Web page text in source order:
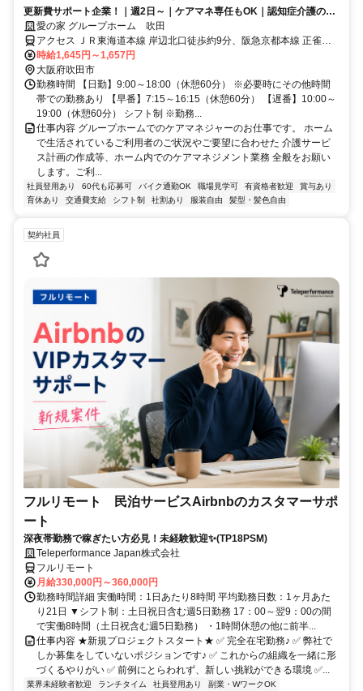
更新費サポート企業！｜週2日～｜ケアマネ専任もOK｜認知症介護の専
門会社で実績◎
愛の家 グループホーム 吹田
アクセス ＪＲ東海道本線 岸辺北口徒歩約9分、阪急京都本線 正雀西
口徒歩約17分、ＪＲ東海道本線 千里丘西口徒歩約23分 JR京都線「岸
辺駅」より徒歩10分
時給1,645円～1,657円
大阪府吹田市
勤務時間 【日勤】9:00～18:00（休憩60分） ※必要時にその他時間
帯での勤務あり 【早番】7:15～16:15（休憩60分） 【遅番】10:00～
19:00（休憩60分） シフト制 ※勤務...
仕事内容 グループホームでのケアマネジャーのお仕事です。 ホーム
で生活されているご利用者のご状況やご要望に合わせた 介護サービ
ス計画の作成等、ホーム内でのケアマネジメント業務 全般をお願い
します。ご利...
社員登用あり 60代も応募可 バイク通勤OK 職場見学可 有資格者歓迎
賞与あり
育休あり
交通費支給 シフト制 社割あり 服装自由 髪型・髪色自由
契約社員
フルリモート 民泊サービスAirbnbのカスタマーサポ
ート
深夜帯勤務で稼ぎたい方必見！未経験歓迎✨(TP18PSM)
Teleperformance Japan株式会社
フルリモート
月給330,000円～360,000円
勤務時間詳細 実働時間：1日あたり8時間 平均勤務日数：1ヶ月あた
り21日 ▼シフト制：土日祝日含む週5日勤務 17：00～翌9：00の間
で実働8時間（土日祝含む週5日勤務） ・1時間休憩の他に前半...
仕事内容 ★新規プロジェクトスタート★ ✅ 完全在宅勤務♪ ✅ 弊社で
しか募集をしていないポジションです♪ ✅ これからの組織を一緒に形
づくるやりがい ✅ 前例にとらわれず、新しい挑戦ができる環境 ✅...
業界未経験者歓迎 ランチタイム 社員登用あり
副業・WワークOK